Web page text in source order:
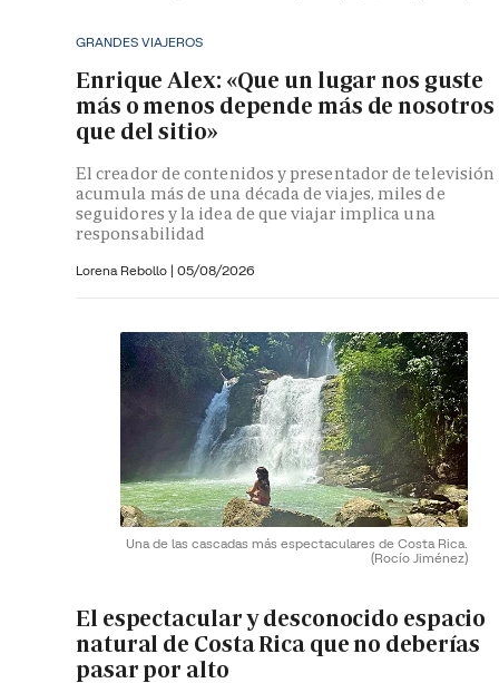
GRANDES VIAJEROS
Enrique Alex: «Que un lugar nos guste
más o menos depende más de nosotros
que del sitio»
El creador de contenidos y presentador de televisión
acumula más de una década de viajes, miles de
seguidores y la idea de que viajar implica una
responsabilidad
Lorena Rebollo | 05/08/2026
Una de las cascadas más espectaculares de Costa Rica.
(Rocío Jiménez)
El espectacular y desconocido espacio
natural de Costa Rica que no deberías
pasar por alto